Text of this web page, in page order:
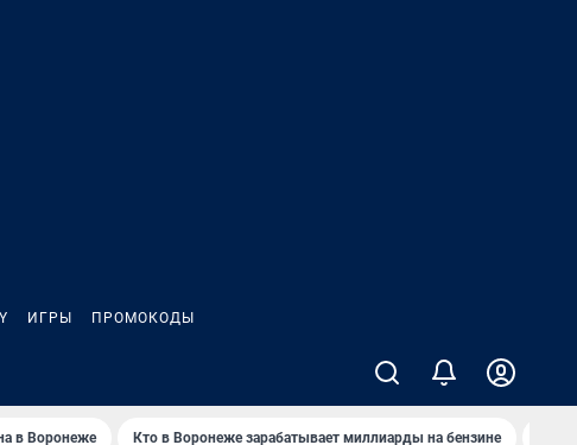
ИГРЫ ПРОМОКОДЫ
в Воронеже Кто в Воронеже зарабатывает миллиарды на бензине